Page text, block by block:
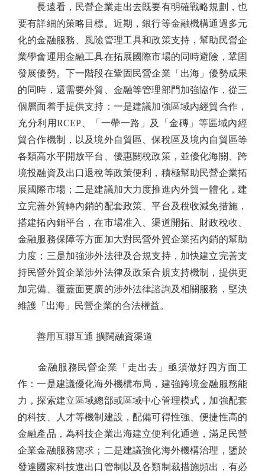
長遠看，民營企業走出去既要有明確戰略規劃，也
要有詳細的策略目標。近期，銀行等金融機構通過多元
化的金融服務、風險管理工具和政策支持，幫助民營企
業學會運用金融工具在拓展國際市場的同時避險，鞏固
發展優勢。下一階段在鞏固民營企業「出海」優勢成果
的同時，還需要外貿、金融等管理部門加強協作，從三
個層面着手提供支持：一是建議加強區域內經貿合作，
充分利用RCEP、「一帶一路」及「金磚」等區域內經
貿合作機制，以及境外自貿區、保稅區及境內自貿區等
各類高水平開放平台、優惠關稅政策，並優化海關、跨
境投融資及出口退稅等政策便利，積極幫助民營企業拓
展國際市場；二是建議加大力度推進內外貿一體化，建
立完善外貿轉內銷的配套政策、平台及稅收減免措施，
搭建拓內銷平台，在市場准入、渠道開拓、財政稅收、
金融服務保障等方面加大對民營外貿企業拓內銷的幫助
力度；三是加強涉外法律及合規支持，加快建立完善支
持民營外貿企業涉外法律及政策合規支持機制，提供更
加完備、覆蓋面更廣的涉外法律諮詢及相關服務，堅決
維護「出海」民營企業的合法權益。
善用互聯互通 擴闊融資渠道
金融服務民營企業「走出去」亟須做好四方面工
作：一是建議優化海外機構布局，建強跨境金融服務能
力，探索建立區域總部或區域中心管理模式，加強配套
的科技、人才等機制建設，配備可得性強、便捷性高的
金融產品，為科技企業出海建立便利化通道，滿足民營
企業金融服務需求；二是建議強化海外機構治理，鑒於
發達國家科技進出口管制以及各類制裁措施頻出，有必